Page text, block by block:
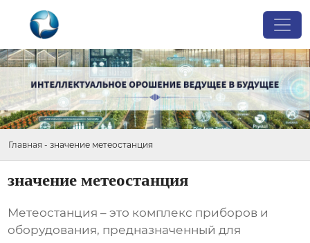
Главная - значение метеостанция
значение метеостанция
Метеостанция – это комплекс приборов и
оборудования, предназначенный для